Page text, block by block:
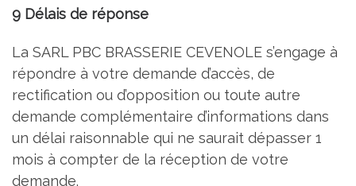
9 Délais de réponse
La SARL PBC BRASSERIE CEVENOLE s’engage à
répondre à votre demande d’accès, de
rectification ou d’opposition ou toute autre
demande complémentaire d’informations dans
un délai raisonnable qui ne saurait dépasser 1
mois à compter de la réception de votre
demande.